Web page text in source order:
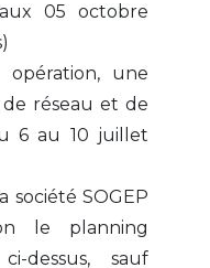
05 octobre
une
réseau et de
6 au 10 juillet
société SOGEP
le planning
dessus, sauf